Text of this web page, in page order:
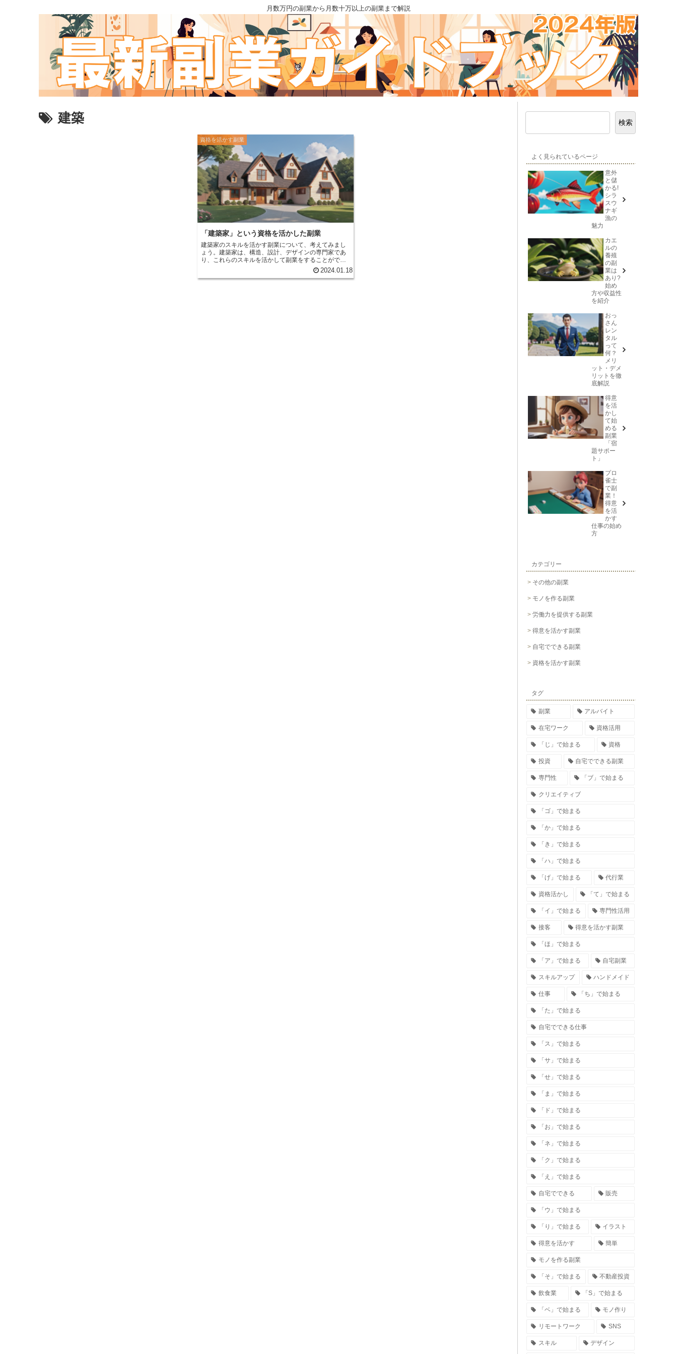
月数万円の副業から月数十万以上の副業まで解説
建築
資格を活かす副業
「建築家」という資格を活かした副業
建築家のスキルを活かす副業について、考えてみまし
ょう。建築家は、構造、設計、デザインの専門家であ
り、これらのスキルを活かして副業をすることができ
建築家の知識と経験を活かして、住宅やオフィスのイ
2024.01.18
検索
よく見られているページ
意外
と儲
かる!
シラ
スウ
ナギ
漁の
魅力
カエ
ルの
養殖
の副
業は
あり?
始め
方や収益性
を紹介
おっ
さん
レン
タル
って
何？
メリ
ット・デメ
リットを徹
底解説
得意
を活
かし
て始
める
副業
「宿
題サポー
ト」
プロ
雀士
で副
業！
得意
を活
かす
仕事の始め
方
カテゴリー
その他の副業
モノを作る副業
労働力を提供する副業
得意を活かす副業
自宅でできる副業
資格を活かす副業
タグ
副業 アルバイト
在宅ワーク 資格活用
「じ」で始まる 資格
投資 自宅でできる副業
専門性 「ブ」で始まる
クリエイティブ
「ゴ」で始まる
「か」で始まる
「き」で始まる
「ハ」で始まる
「げ」で始まる 代行業
資格活かし 「て」で始まる
「イ」で始まる 専門性活用
接客 得意を活かす副業
「ほ」で始まる
「ア」で始まる 自宅副業
スキルアップ ハンドメイド
仕事 「ち」で始まる
「た」で始まる
自宅でできる仕事
「ス」で始まる
「サ」で始まる
「せ」で始まる
「ま」で始まる
「ド」で始まる
「お」で始まる
「ネ」で始まる
「ク」で始まる
「え」で始まる
自宅でできる 販売
「ウ」で始まる
「り」で始まる イラスト
得意を活かす 簡単
モノを作る副業
「そ」で始まる 不動産投資
飲食業 「S」で始まる
「ベ」で始まる モノ作り
リモートワーク SNS
スキル デザイン